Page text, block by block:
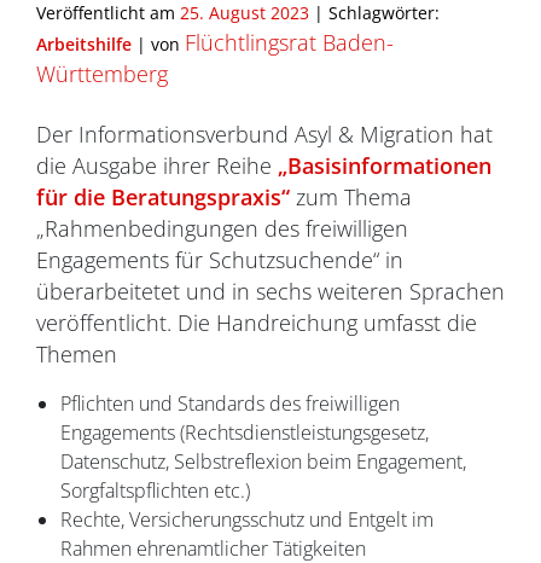
Veröffentlicht am 25. August 2023 | Schlagwörter:
Arbeitshilfe | von Flüchtlingsrat Baden-
Württemberg
Der Informationsverbund Asyl & Migration hat
die Ausgabe ihrer Reihe „Basisinformationen
für die Beratungspraxis“ zum Thema
„Rahmenbedingungen des freiwilligen
Engagements für Schutzsuchende“ in
überarbeitetet und in sechs weiteren Sprachen
veröffentlicht. Die Handreichung umfasst die
Themen
Pflichten und Standards des freiwilligen
Engagements (Rechtsdienstleistungsgesetz,
Datenschutz, Selbstreflexion beim Engagement,
Sorgfaltspflichten etc.)
Rechte, Versicherungsschutz und Entgelt im
Rahmen ehrenamtlicher Tätigkeiten